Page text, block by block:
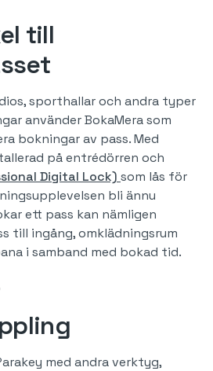
till
sporthallar och andra typer
använder BokaMera som
bokningar av pass. Med
på entrédörren och
Digital Lock) som lås för
bli ännu
ett pass kan nämligen
till ingång, omklädningsrum
i samband med bokad tid.
med andra verktyg,